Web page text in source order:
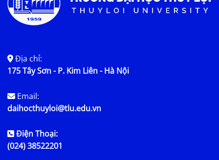
Địa chỉ:
175 Tây Sơn - P. Kim Liên - Hà Nội
Email:
daihocthuyloi@tlu.edu.vn
Điện Thoại:
(024) 38522201